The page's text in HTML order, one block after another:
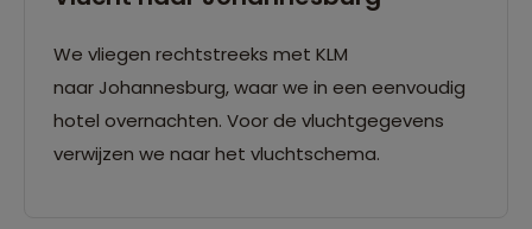
We vliegen rechtstreeks met KLM
naar Johannesburg, waar we in een eenvoudig
hotel overnachten. Voor de vluchtgegevens
verwijzen we naar het vluchtschema.